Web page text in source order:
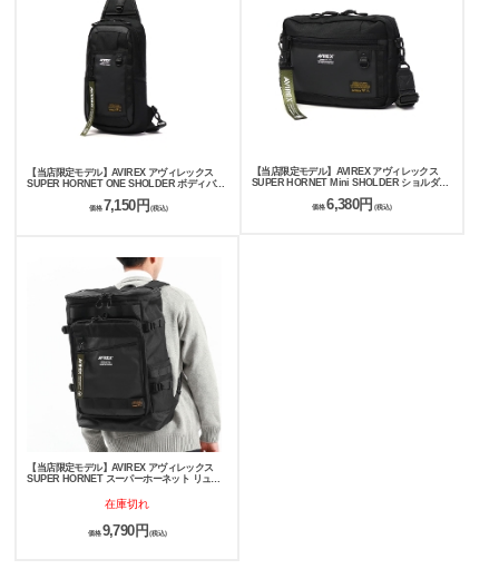
【当店限定モデル】AVIREX アヴィレックス
SUPER HORNET ONE SHOLDER ボディバッ
価格 7,150円 (税込)
【当店限定モデル】AVIREX アヴィレックス
SUPER HORNET Mini SHOLDER ショルダー
価格6,380円 (税込)
【当店限定モデル】AVIREX アヴィレックス
SUPER HORNET スーパーホーネット リュッ
在庫切れ
価格 9,790円 (税込)